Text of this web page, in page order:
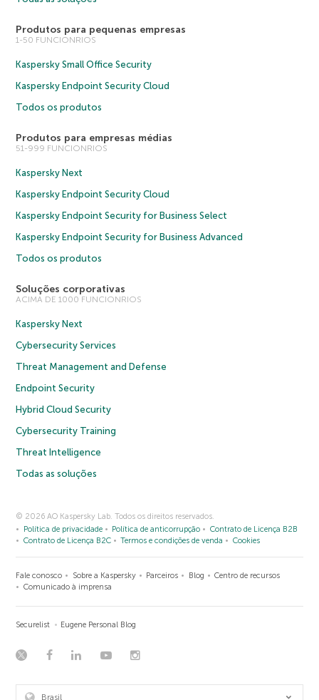
Produtos para pequenas empresas
1-50 FUNCIONRIOS
Kaspersky Small Office Security
Kaspersky Endpoint Security Cloud
Todos os produtos
Produtos para empresas médias
51-999 FUNCIONRIOS
Kaspersky Next
Kaspersky Endpoint Security Cloud
Kaspersky Endpoint Security for Business Select
Kaspersky Endpoint Security for Business Advanced
Todos os produtos
Soluções corporativas
ACIMA DE 1000 FUNCIONRIOS
Kaspersky Next
Cybersecurity Services
Threat Management and Defense
Endpoint Security
Hybrid Cloud Security
Cybersecurity Training
Threat Intelligence
Todas as soluções
© 2026 AO Kaspersky Lab. Todos os direitos reservados.
Política de privacidade
Política de anticorrupção
Contrato de Licença B2B
Contrato de Licença B2C
Termos e condições de venda Cookies
Fale conosco Sobre a Kaspersky Parceiros Blog
Centro de recursos
Comunicado à imprensa
Securelist Eugene Personal Blog
Brasil